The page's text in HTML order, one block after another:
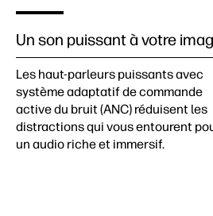
Un son puissant à votre
Les haut-parleurs puissants avec
système adaptatif de commande
active du bruit (ANC) réduisent les
distractions qui vous entourent
un audio riche et immersif.